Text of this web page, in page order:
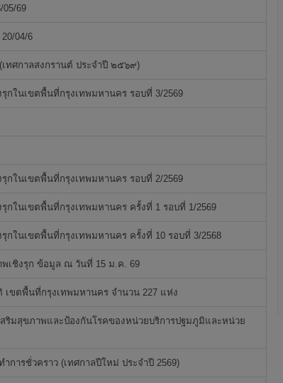
69
04/6
ทศกาลสงกรานต์ ประจำปี ๒๕๖๙)
ในเขตพื้นที่กรุงเทพมหานคร รอบที่ 3/2569
ในเขตพื้นที่กรุงเทพมหานคร รอบที่ 2/2569
ในเขตพื้นที่กรุงเทพมหานคร ครั้งที่ 1 รอบที่ 1/2569
ในเขตพื้นที่กรุงเทพมหานคร ครั้งที่ 10 รอบที่ 3/2568
เชิงรุก ข้อมูล ณ วันที่ 15 ม.ค. 69
ขตพื้นที่กรุงเทพมหานคร จำนวน 227 แห่ง
ริมสุขภาพและป้องกันโรคของหน่วยบริการปฐมภูมิและหน่วย
ารชั่วคราว (เทศกาลปีใหม่ ประจำปี 2569)